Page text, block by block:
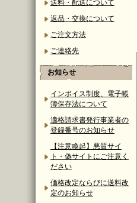
送料・配送について
返品・交換について
ご注文方法
ご連絡先
お知らせ
インボイス制度、電子帳
簿保存法について
適格請求書発行事業者の
登録番号のお知らせ
【注意喚起】悪質サイ
ト・偽サイトにご注意く
ださい
価格改定ならびに送料改
定のお知らせ